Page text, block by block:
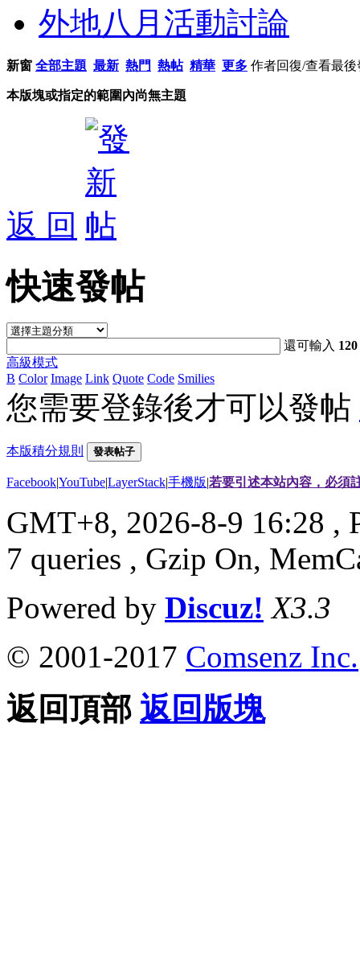
外地八月活動討論
新窗 全部主題 最新 熱門 熱帖 精華 更多 作者回復/查看最後
本版塊或指定的範圍內尚無主題
返 回
快速發帖
還可輸入 120
高級模式
B Color Image Link Quote Code Smilies
您需要登錄後才可以發帖
本版積分規則 發表帖子
Facebook|YouTube|LayerStack|手機版|若要引述本站內容，必須
GMT+8, 2026-8-9 16:28 ,
7 queries , Gzip On,
Powered by Discuz! X3.3
© 2001-2017 Comsenz Inc.
返回頂部 返回版塊